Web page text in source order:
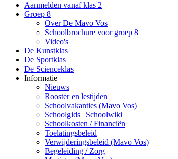
Aanmelden vanaf klas 2
Groep 8
Over De Mavo Vos
Schoolbrochure voor groep 8
Video's
De Kunstklas
De Sportklas
De Scienceklas
Informatie
Nieuws
Rooster en lestijden
Schoolvakanties (Mavo Vos)
Schoolgids | Schoolwiki
Schoolkosten / Financiën
Toelatingsbeleid
Verwijderingsbeleid (Mavo Vos)
Begeleiding / Zorg